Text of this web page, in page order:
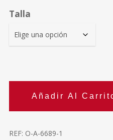
Talla
Añadir Al
REF: O-A-6689-1